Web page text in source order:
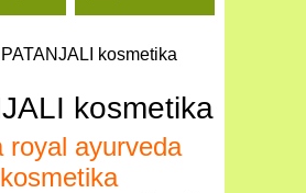
PATANJALI kosmetika
kosmetika
royal ayurveda
kosmetika